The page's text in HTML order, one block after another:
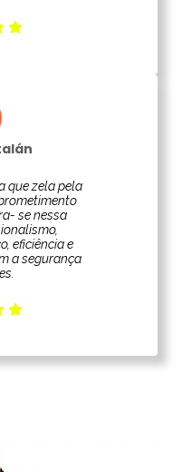
que zela pela
se nessa
eficiência e
a segurança